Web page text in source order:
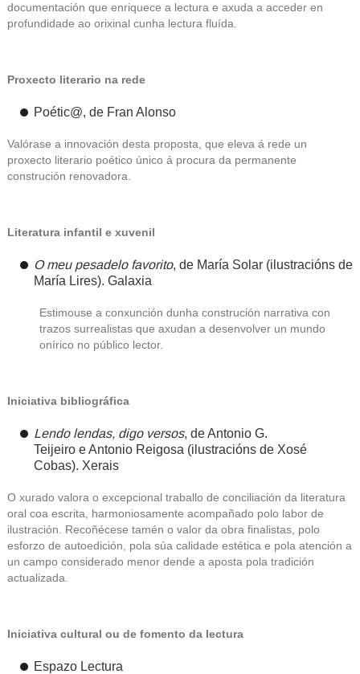
documentación que enriquece a lectura e axuda a acceder en
profundidade ao orixinal cunha lectura fluída.
Proxecto literario na rede
Poétic@, de Fran Alonso
Valórase a innovación desta proposta, que eleva á rede un
proxecto literario poético único á procura da permanente
construción renovadora.
Literatura infantil e xuvenil
O meu pesadelo favorito, de María Solar(ilustracións de
María Lires). Galaxia
Estimouse a conxunción dunha construción narrativa con
trazos surrealistas que axudan a desenvolver un mundo
onírico no público lector.
Iniciativa bibliográfica
Lendo lendas, digo versos, deAntonio G.
TeijeiroeAntonio Reigosa (ilustracións de Xosé
Cobas). Xerais
O xurado valora o excepcional traballo de conciliación da literatura
oral coa escrita, harmoniosamente acompañado polo labor de
ilustración. Recoñécese tamén o valor da obra finalistas, polo
esforzo de autoedición, pola súa calidade estética e pola atención a
un campo considerado menor dende a aposta pola tradición
actualizada.
Iniciativa cultural ou de fomento da lectura
Espazo Lectura